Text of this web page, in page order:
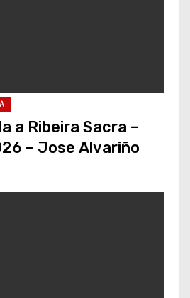
a Ribeira Sacra –
– Jose Alvariño